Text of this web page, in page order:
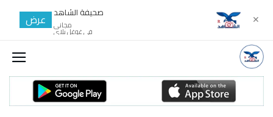
✕ صحيفة الشاهد
مجانى
في غوغل بلاي
عرض